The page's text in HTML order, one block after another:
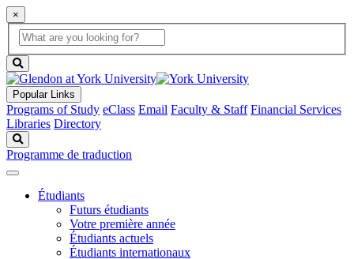
×
Global
Search
search
box
button
Popular Links
Programs of Study eClass Email Faculty & Staff Financial Services
Libraries Directory
Programme de traduction
Étudiants
Futurs étudiants
Votre première année
Étudiants actuels
Étudiants internationaux